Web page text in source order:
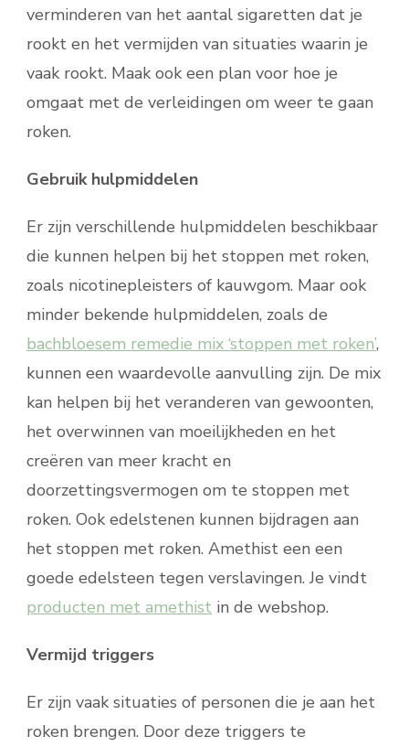
verminderen van het aantal sigaretten dat je
rookt en het vermijden van situaties waarin je
vaak rookt. Maak ook een plan voor hoe je
omgaat met de verleidingen om weer te gaan
roken.
Gebruik hulpmiddelen
Er zijn verschillende hulpmiddelen beschikbaar
die kunnen helpen bij het stoppen met roken,
zoals nicotinepleisters of kauwgom. Maar ook
minder bekende hulpmiddelen, zoals de
bachbloesem remedie mix ‘stoppen met roken’,
kunnen een waardevolle aanvulling zijn. De mix
kan helpen bij het veranderen van gewoonten,
het overwinnen van moeilijkheden en het
creëren van meer kracht en
doorzettingsvermogen om te stoppen met
roken. Ook edelstenen kunnen bijdragen aan
het stoppen met roken. Amethist een een
goede edelsteen tegen verslavingen. Je vindt
producten met amethist in de webshop.
Vermijd triggers
Er zijn vaak situaties of personen die je aan het
roken brengen. Door deze triggers te